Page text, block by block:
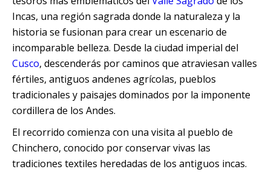
Machu Picchu
Quillabamba
Salkantay
Tambopata
Incas, una región sagrada donde la naturaleza y la
historia se fusionan para crear un escenario de
incomparable belleza. Desde la ciudad imperial del
Cusco, descenderás por caminos que atraviesan valles
fértiles, antiguos andenes agrícolas, pueblos
tradicionales y paisajes dominados por la imponente
cordillera de los Andes.
El recorrido comienza con una visita al pueblo de
Chinchero, conocido por conservar vivas las
tradiciones textiles heredadas de los antiguos incas.